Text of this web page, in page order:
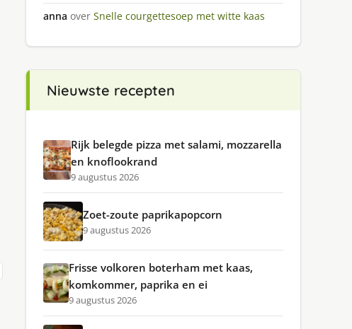
anna over Snelle courgettesoep met witte kaas
Nieuwste recepten
Rijk belegde pizza met salami, mozzarella
en knoflookrand
9 augustus 2026
Zoet-zoute paprikapopcorn
9 augustus 2026
Frisse volkoren boterham met kaas,
komkommer, paprika en ei
9 augustus 2026